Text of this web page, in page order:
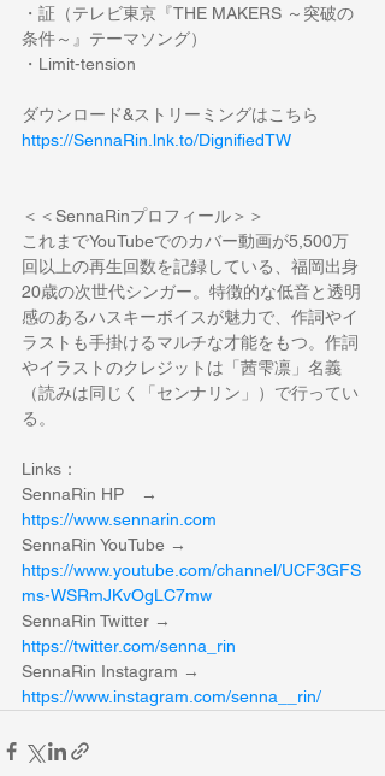
・証（テレビ東京『THE MAKERS ～突破の
条件～』テーマソング）
・Limit-tension
ダウンロード&ストリーミングはこちら
https://SennaRin.lnk.to/DignifiedTW
＜＜SennaRinプロフィール＞＞
これまでYouTubeでのカバー動画が5,500万
回以上の再生回数を記録している、福岡出身
20歳の次世代シンガー。特徴的な低音と透明
感のあるハスキーボイスが魅力で、作詞やイ
ラストも手掛けるマルチな才能をもつ。作詞
やイラストのクレジットは「茜雫凛」名義
（読みは同じく「センナリン」）で行ってい
る。
Links：
SennaRin HP　→
https://www.sennarin.com
SennaRin YouTube →
https://www.youtube.com/channel/UCF3GFS
ms-WSRmJKvOgLC7mw
SennaRin Twitter →
https://twitter.com/senna_rin
SennaRin Instagram →
https://www.instagram.com/senna__rin/